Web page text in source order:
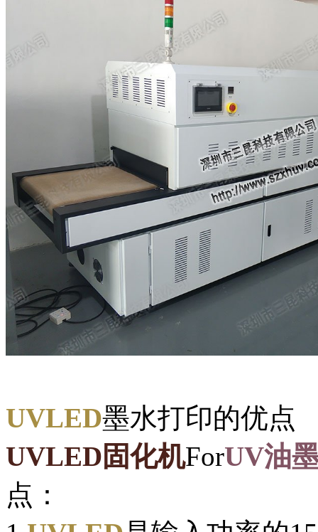
UVLED墨水打印的优点
UVLED固化机ForUV油
点：